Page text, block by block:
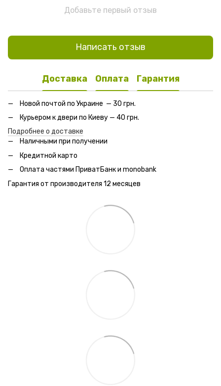
Добавьте первый отзыв
Написать отзыв
Доставка Оплата Гарантия
Новой почтой по Украине — 30 грн.
Курьером к двери по Киеву — 40 грн.
Подробнее о доставке
Наличными при получении
Кредитной карто
Оплата частями ПриватБанк и monobank
Гарантия от производителя 12 месяцев